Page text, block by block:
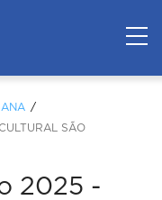
SÃO
2025 -